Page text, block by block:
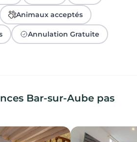
Animaux acceptés
Annulation Gratuite
Bar-sur-Aube pas